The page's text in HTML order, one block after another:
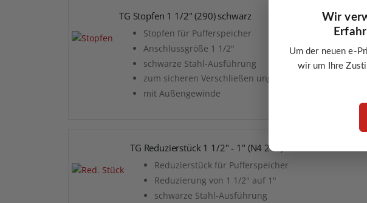
Wir
Um der neuen e-
wir um Ihre
TG Stopfen 1 1/2" (290) schwarz
Stopfen für Pufferspeicher
Anschlussgröße 1 1/2"
schwarze Stahl-Ausführung
zum sicheren Verschließen ungenutzter Anschlüsse
mit Außengewinde
TG Reduzierstück 1 1/2" - 1" (N4 241) schwarz
Reduzierstück für Pufferspeicher
Reduzierung von 1 1/2" auf 1"
schwarze Stahl-Ausführung